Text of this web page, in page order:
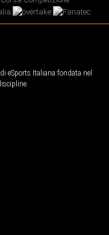
eSports Italiana fondata nel